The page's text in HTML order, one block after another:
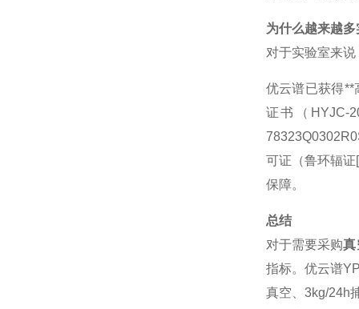
为什么越来越
对于实验室来
优云谱已获得**
证书（ HYJC-
可证（鲁环辐证
保障。
总结
对于需要采购真
指标。优云谱
真空、 3kg/24h